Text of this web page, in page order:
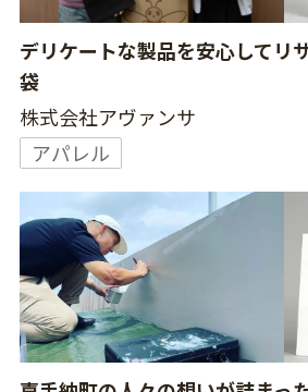
デリケートな製品を安心してリ
袋
株式会社アヴァンサ
アパレル